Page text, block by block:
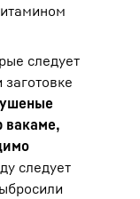
следует
вакаме,
следует